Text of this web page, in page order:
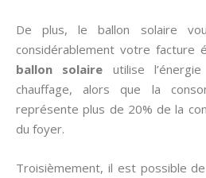
De plus, le ballon solaire
considérablement votre facture
ballon solaire utilise
chauffage, alors que la
représente plus de 20% de la
du foyer.
Troisièmement, il est possible